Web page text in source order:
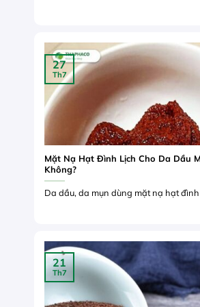
Mặt Nạ Hạt Đình Lịch Cho Da Dầu
Không?
Da dầu, da mụn dùng mặt nạ hạt đình
27
Th7
21
Th7